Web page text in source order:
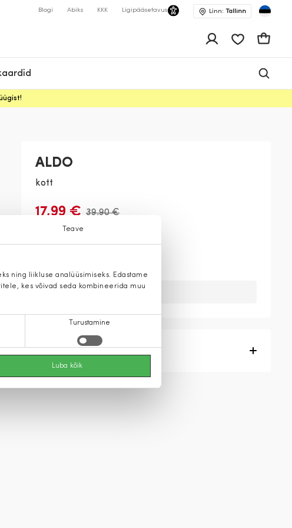
Teave
ning liikluse analüüsimiseks. Edastame
kes võivad seda kombineerida muu
Turustamine
Luba kõik
Blogi Abiks KKK Ligipääsetavus Linn: Tallinn
ALDO
kott
17,99 € 39,90 €
Tootekirjeldus